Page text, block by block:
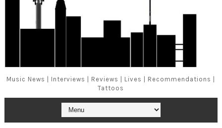
Music News | Interviews | Reviews | Lives | Recommendations |
Tattoos